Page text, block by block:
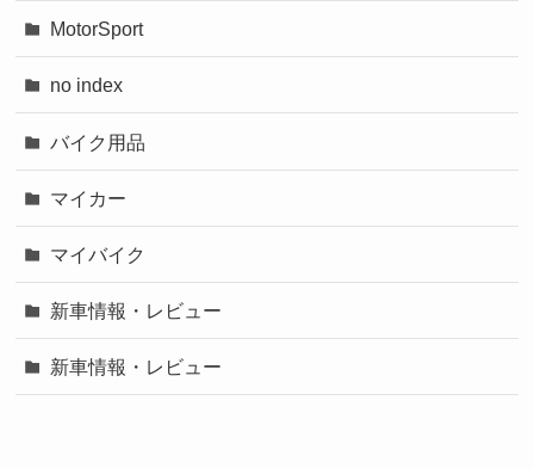
MotorSport
no index
バイク用品
マイカー
マイバイク
新車情報・レビュー
新車情報・レビュー